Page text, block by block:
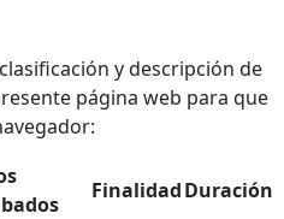
y descripción de
página web para que
FinalidadDuración